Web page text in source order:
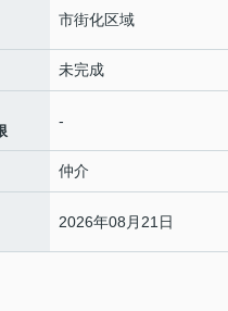
市街化区域
未完成
-
仲介
2026年08月21日